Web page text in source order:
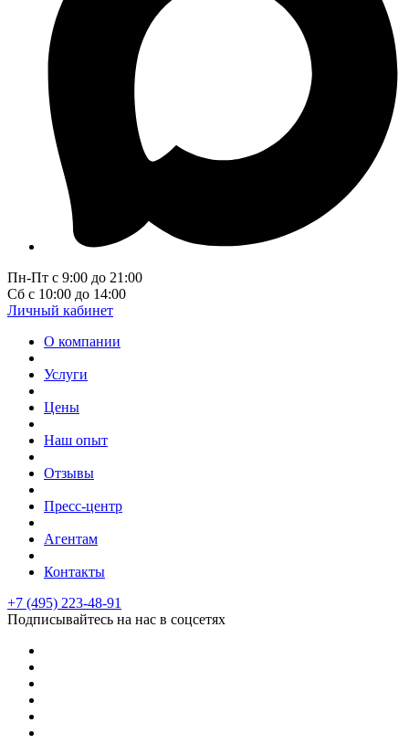
Пн-Пт с 9:00 до 21:00
Сб с 10:00 до 14:00
Личный кабинет
О компании
Услуги
Цены
Наш опыт
Отзывы
Пресс-центр
Агентам
Контакты
+7 (495) 223-48-91
Подписывайтесь на нас в соцсетях